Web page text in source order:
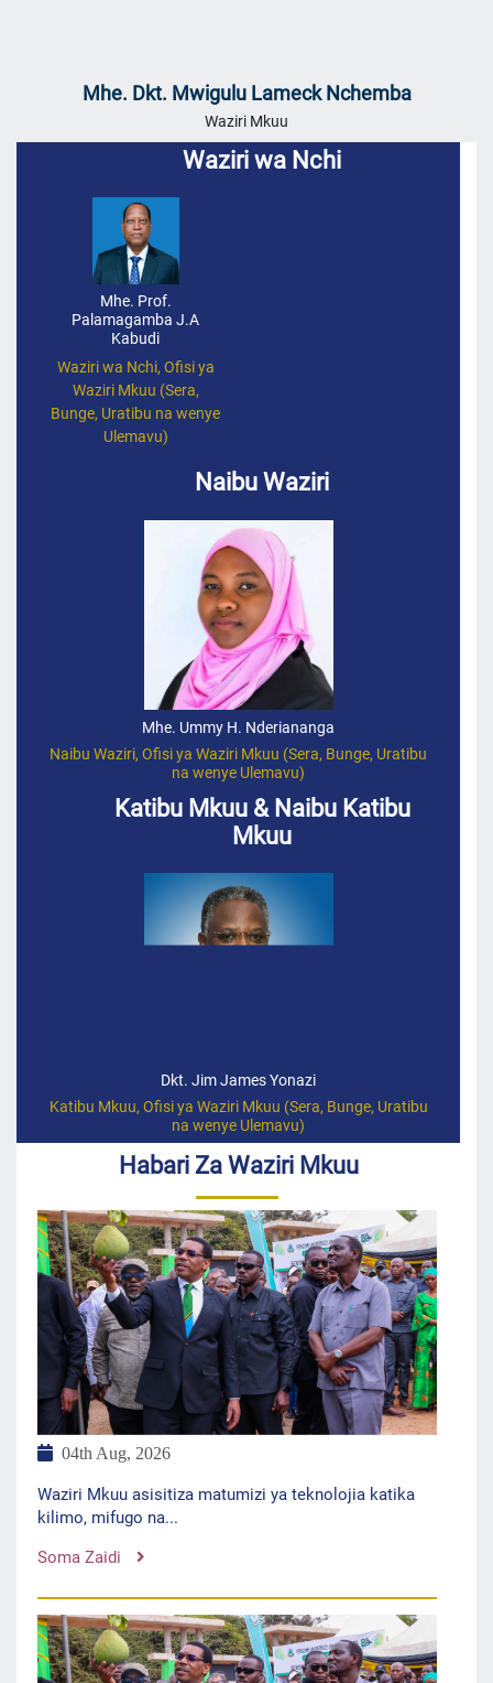
Mhe. Dkt. Mwigulu Lameck Nchemba
Waziri Mkuu
Waziri wa Nchi
Mhe. Prof.
Palamagamba J.A
Kabudi
Waziri wa Nchi, Ofisi ya
Waziri Mkuu (Sera,
Bunge, Uratibu na wenye
Ulemavu)
Naibu Waziri
Mhe. Ummy H. Nderiananga
Naibu Waziri, Ofisi ya Waziri Mkuu (Sera, Bunge, Uratibu
na wenye Ulemavu)
Katibu Mkuu & Naibu Katibu
Mkuu
Dkt. Jim James Yonazi
Katibu Mkuu, Ofisi ya Waziri Mkuu (Sera, Bunge, Uratibu
na wenye Ulemavu)
Habari Za Waziri Mkuu
04th Aug, 2026
Waziri Mkuu asisitiza matumizi ya teknolojia katika
kilimo, mifugo na...
Soma Zaidi